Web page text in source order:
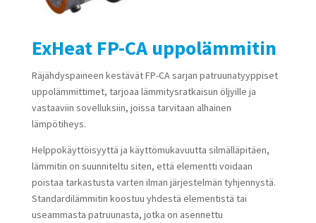
ExHeat FP-CA uppolämmitin
Räjähdyspaineen kestävät FP-CA sarjan patruunatyyppiset
uppolämmittimet, tarjoaa lämmitysratkaisun öljyille ja
vastaaviin sovelluksiin, joissa tarvitaan alhainen
lämpötiheys.
Helppokäyttöisyyttä ja käyttömukavuutta silmälläpitäen,
lämmitin on suunniteltu siten, että elementti voidaan
poistaa tarkastusta varten ilman järjestelmän tyhjennystä.
Standardilämmitin koostuu yhdestä elementistä tai
useammasta patruunasta, jotka on asennettu